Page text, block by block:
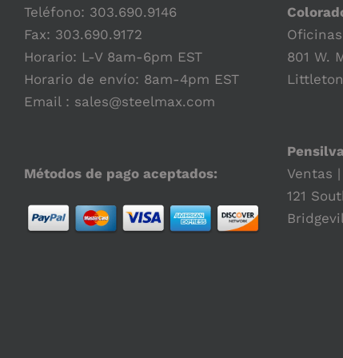
Teléfono: 303.690.9146
Fax: 303.690.9172
Horario: L-V 8am-6pm EST
Horario de envío: 8am-4pm EST
Email : sales@steelmax.com
Métodos de pago aceptados:
801 W.
Ventas
121